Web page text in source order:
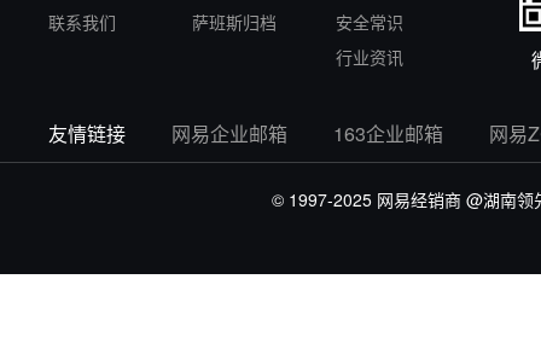
联系我们 萨班斯归档
安全常识
行业资讯
友情链接 网易企业邮箱 163企业邮箱 网易
© 1997-2025 网易经销商 @湖南领